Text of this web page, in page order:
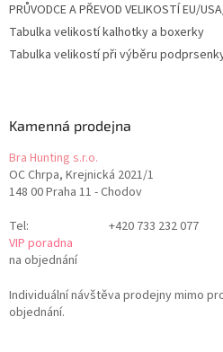
PRŮVODCE A PŘEVOD VELIKOSTÍ EU/
Tabulka velikostí kalhotky a boxerky
Tabulka velikostí při výběru
Kamenná prodejna
Bra Hunting s.r.o.
OC Chrpa, Krejnická 2021/1
148 00 Praha 11 - Chodov
Tel:
+420 733 232 077
VIP poradna
na objednání
Individuální návštěva prodejny mimo
objednání.